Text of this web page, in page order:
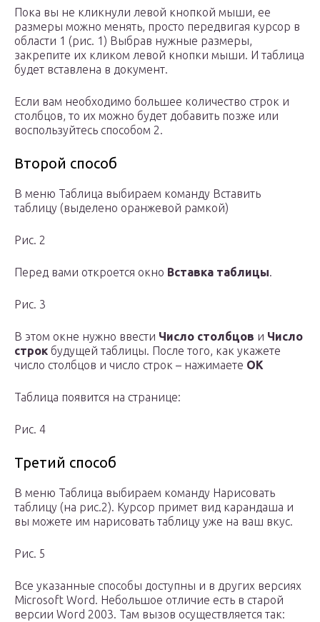
Пока вы не кликнули левой кнопкой мыши, ее
размеры можно менять, просто передвигая курсор в
области 1 (рис. 1) Выбрав нужные размеры,
закрепите их кликом левой кнопки мыши. И таблица
будет вставлена в документ.
Если вам необходимо большее количество строк и
столбцов, то их можно будет добавить позже или
воспользуйтесь способом 2.
Второй способ
В меню Таблица выбираем команду Вставить
таблицу (выделено оранжевой рамкой)
Рис. 2
Перед вами откроется окно Вставка таблицы.
Рис. 3
В этом окне нужно ввести Число столбцов и Число
строк будущей таблицы. После того, как укажете
число столбцов и число строк – нажимаете ОК
Таблица появится на странице:
Рис. 4
Третий способ
В меню Таблица выбираем команду Нарисовать
таблицу (на рис.2). Курсор примет вид карандаша и
вы можете им нарисовать таблицу уже на ваш вкус.
Рис. 5
Все указанные способы доступны и в других версиях
Microsoft Word. Небольшое отличие есть в старой
версии Word 2003. Там вызов осуществляется так: